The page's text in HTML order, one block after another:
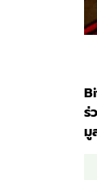
ร่
มู